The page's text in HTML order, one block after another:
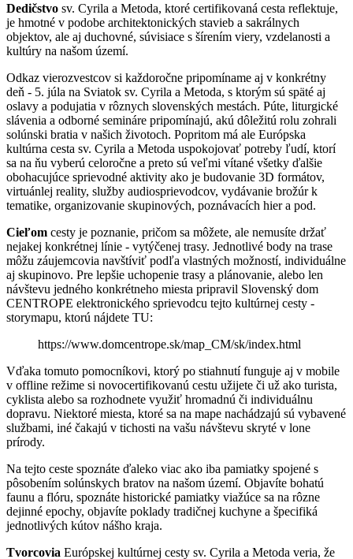
Dedičstvo sv. Cyrila a Metoda, ktoré certifikovaná cesta reflektuje,
je hmotné v podobe architektonických stavieb a sakrálnych
objektov, ale aj duchovné, súvisiace s šírením viery, vzdelanosti a
kultúry na našom území.
Odkaz vierozvestcov si každoročne pripomíname aj v konkrétny
deň - 5. júla na Sviatok sv. Cyrila a Metoda, s ktorým sú späté aj
oslavy a podujatia v rôznych slovenských mestách. Púte, liturgické
slávenia a odborné semináre pripomínajú, akú dôležitú rolu zohrali
solúnski bratia v našich životoch. Popritom má ale Európska
kultúrna cesta sv. Cyrila a Metoda uspokojovať potreby ľudí, ktorí
sa na ňu vyberú celoročne a preto sú veľmi vítané všetky ďalšie
obohacujúce sprievodné aktivity ako je budovanie 3D formátov,
virtuánlej reality, služby audiosprievodcov, vydávanie brožúr k
tematike, organizovanie skupinových, poznávacích hier a pod.
Cieľom cesty je poznanie, pričom sa môžete, ale nemusíte držať
nejakej konkrétnej línie - vytýčenej trasy. Jednotlivé body na trase
môžu záujemcovia navštíviť podľa vlastných možností, individuálne
aj skupinovo. Pre lepšie uchopenie trasy a plánovanie, alebo len
návštevu jedného konkrétneho miesta pripravil Slovenský dom
CENTROPE elektronického sprievodcu tejto kultúrnej cesty -
storymapu, ktorú nájdete TU:
https://www.domcentrope.sk/map_CM/sk/index.html
Vďaka tomuto pomocníkovi, ktorý po stiahnutí funguje aj v mobile
v offline režime si novocertifikovanú cestu užijete či už ako turista,
cyklista alebo sa rozhodnete využiť hromadnú či individuálnu
dopravu. Niektoré miesta, ktoré sa na mape nachádzajú sú vybavené
službami, iné čakajú v tichosti na vašu návštevu skryté v lone
prírody.
Na tejto ceste spoznáte ďaleko viac ako iba pamiatky spojené s
pôsobením solúnskych bratov na našom území. Objavíte bohatú
faunu a flóru, spoznáte historické pamiatky viažúce sa na rôzne
dejinné epochy, objavíte poklady tradičnej kuchyne a špecifiká
jednotlivých kútov nášho kraja.
Tvorcovia Európskej kultúrnej cesty sv. Cyrila a Metoda veria, že